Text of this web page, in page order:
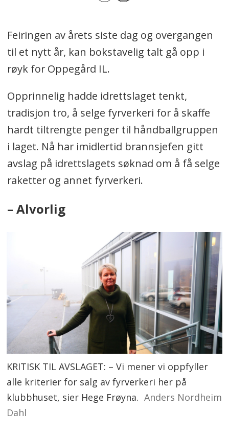
Feiringen av årets siste dag og overgangen
til et nytt år, kan bokstavelig talt gå opp i
røyk for Oppegård IL.
Opprinnelig hadde idrettslaget tenkt,
tradisjon tro, å selge fyrverkeri for å skaffe
hardt tiltrengte penger til håndballgruppen
i laget. Nå har imidlertid brannsjefen gitt
avslag på idrettslagets søknad om å få selge
raketter og annet fyrverkeri.
– Alvorlig
KRITISK TIL AVSLAGET: – Vi mener vi oppfyller
alle kriterier for salg av fyrverkeri her på
klubbhuset, sier Hege Frøyna. Anders Nordheim
Dahl